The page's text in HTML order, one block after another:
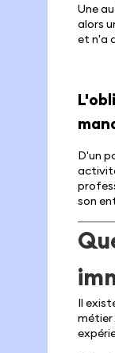
Une
alors
et n'a
D'un
son
Il
métier